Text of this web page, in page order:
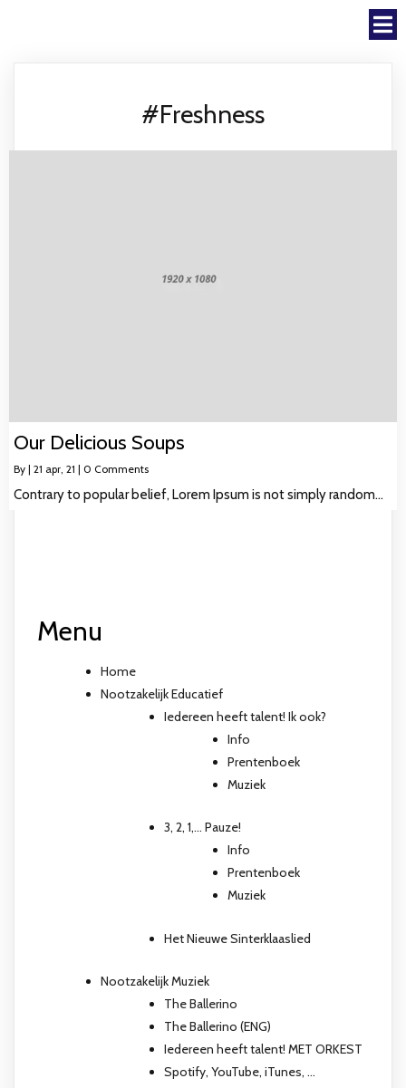
#Freshness
Our Delicious Soups
By | 21 apr, 21 | 0 Comments
Contrary to popular belief, Lorem Ipsum is not simply random…
Menu
Home
Nootzakelijk Educatief
Iedereen heeft talent! Ik ook?
Info
Prentenboek
Muziek
3, 2, 1,… Pauze!
Info
Prentenboek
Muziek
Het Nieuwe Sinterklaaslied
Nootzakelijk Muziek
The Ballerino
The Ballerino (ENG)
Iedereen heeft talent! MET ORKEST
Spotify, YouTube, iTunes, …